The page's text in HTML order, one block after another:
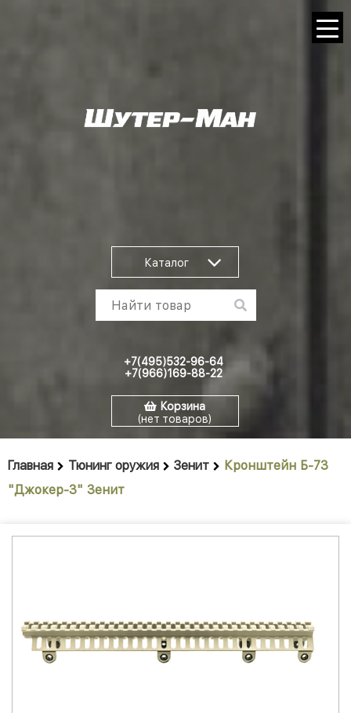
Каталог
+7(495)532-96-64
+7(966)169-88-22
Корзина
(нет товаров)
Главная Тюнинг оружия Зенит
Кронштейн Б-73
"Джокер-3" Зенит